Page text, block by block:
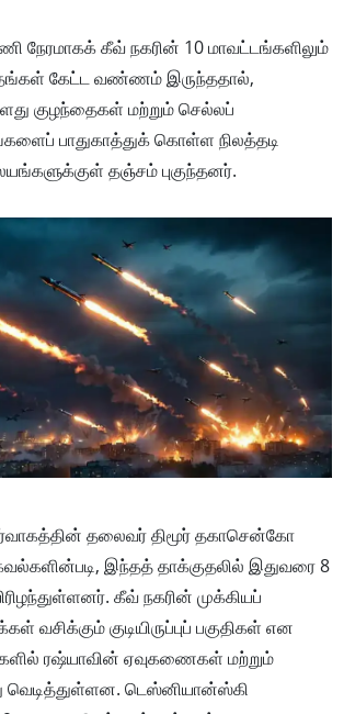
நேரமாகக் கீவ் நகரின் 10 மாவட்டங்களிலும்
கேட்ட வண்ணம் இருந்ததால்,
குழந்தைகள் மற்றும் செல்லப்
பாதுகாத்துக் கொள்ள நிலத்தடி
தஞ்சம் புகுந்தனர்.
தலைவர் திமூர் தகாசென்கோ
இந்தத் தாக்குதலில் இதுவரை 8
கீவ் நகரின் முக்கியப்
வசிக்கும் குடியிருப்புப் பகுதிகள் என
ரஷ்யாவின் ஏவுகணைகள் மற்றும்
வெடித்துள்ளன. டெஸ்னியான்ஸ்கி